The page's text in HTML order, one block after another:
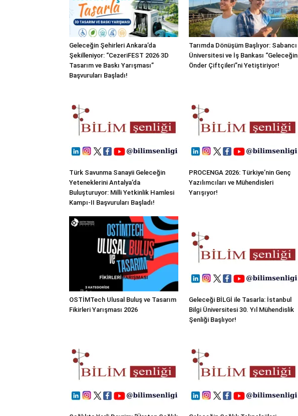
Geleceğin Şehirleri Ankara’da
Şekilleniyor: “CezeriFEST 2026 3D
Tasarım ve Baskı Yarışması”
Başvuruları Başladı!
Tarımda Dönüşüm Başlıyor: Sabancı
Üniversitesi ve İş Bankası “Geleceğin
Önder Çiftçileri”ni Yetiştiriyor!
Türk Savunma Sanayii Geleceğin
Yeteneklerini Antalya’da
Buluşturuyor: Milli Yetkinlik Hamlesi
Kampı-II Başvuruları Başladı!
PROCENGA 2026: Türkiye’nin Genç
Yazılımcıları ve Mühendisleri
Yarışıyor!
OSTİMTech Ulusal Buluş ve Tasarım
Fikirleri Yarışması 2026
Geleceği BİLGİ ile Tasarla: İstanbul
Bilgi Üniversitesi 30. Yıl Mühendislik
Şenliği Başlıyor!